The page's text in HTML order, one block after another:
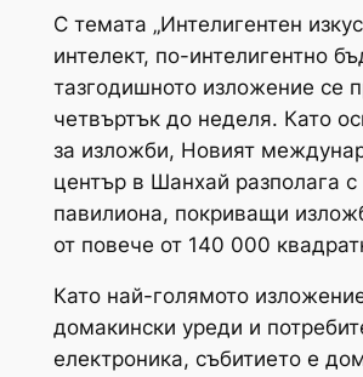
С темата „Интелигентен
интелект, по-интелигентно
тазгодишното изложение се
четвъртък до неделя. Като
за изложби, Новият
център в Шанхай разполага с
павилиона, покриващи
от повече от 140 000
Като най-голямото
домакински уреди и
електроника, събитието е